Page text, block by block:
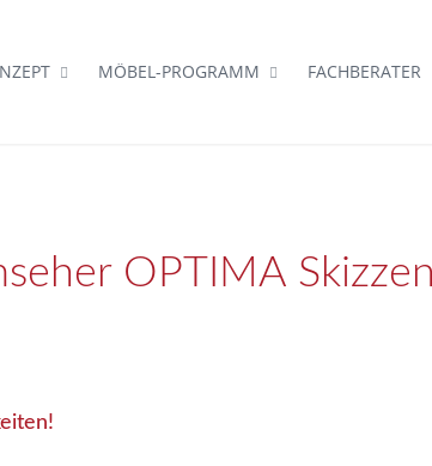
MÖBEL-PROGRAMM FACHBERATER
OPTIMA